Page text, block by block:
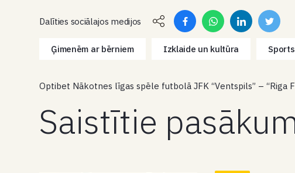
Dalīties sociālajos medijos
Ģimenēm ar bērniem Izklaide un kultūra Sports
Optibet Nākotnes līgas spēle futbolā JFK “Ventspils” – “Riga
Saistītie